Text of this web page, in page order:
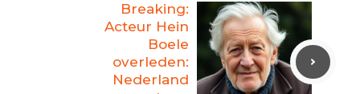
Breaking:
Acteur Hein
Boele
overleden:
Nederland